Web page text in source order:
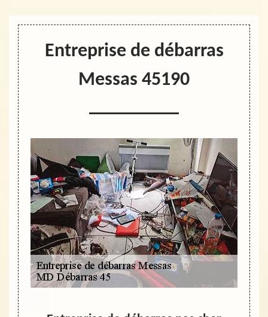
Entreprise de débarras
Messas 45190